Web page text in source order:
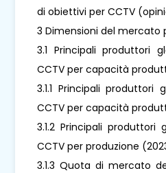
di obiettivi per CCTV
3 Dimensioni del mercato
3.1 Principali produttori
CCTV per capacità
3.1.1 Principali
CCTV per capacità
3.1.2 Principali
CCTV per produzione
3.1.3 Quota di mercato